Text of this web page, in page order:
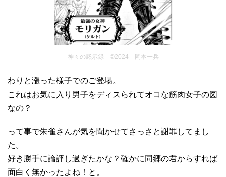
神々の黙示録 ©2024 岡本一兵
わりと漲った様子でのご登場。
これはお気に入り男子をディスられてオコな筋肉女子の図
なの？
って事で朱雀さんが気を聞かせてさっさと謝罪してまし
た。
好き勝手に論評し過ぎたかな？確かに同郷の君からすれば
面白く無かったよね！と。